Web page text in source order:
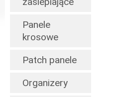
Panele
krosowe
Patch panele
Organizery